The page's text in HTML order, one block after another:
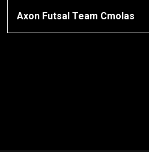
Axon Futsal Team Cmolas